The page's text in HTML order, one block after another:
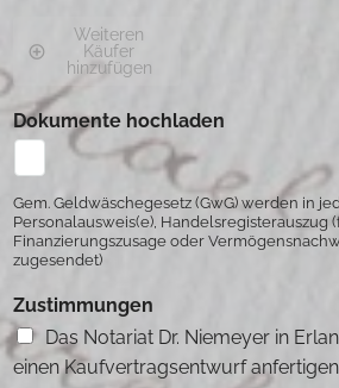
Weiteren
Käufer
hinzufügen
Dokumente hochladen
Gem. Geldwäschegesetz (GwG) werden in
Personalausweis(e), Handelsregisterauszug
Finanzierungszusage oder
zugesendet)
Zustimmungen
Das Notariat Dr. Niemeyer in
einen Kaufvertragsentwurf